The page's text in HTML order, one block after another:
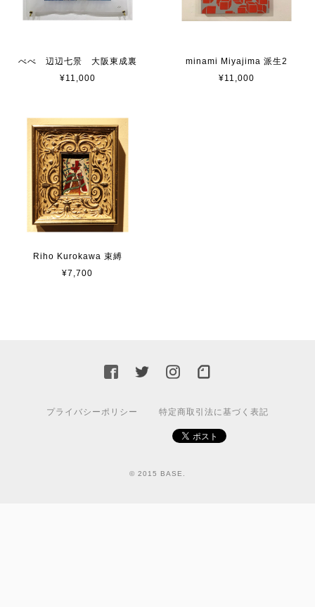
べべ 辺辺七景 大阪東成裏
¥11,000
minami Miyajima 派生2
¥11,000
Riho Kurokawa 束縛
¥7,700
プライバシーポリシー 特定商取引法に基づく表記
© 2015 BASE.